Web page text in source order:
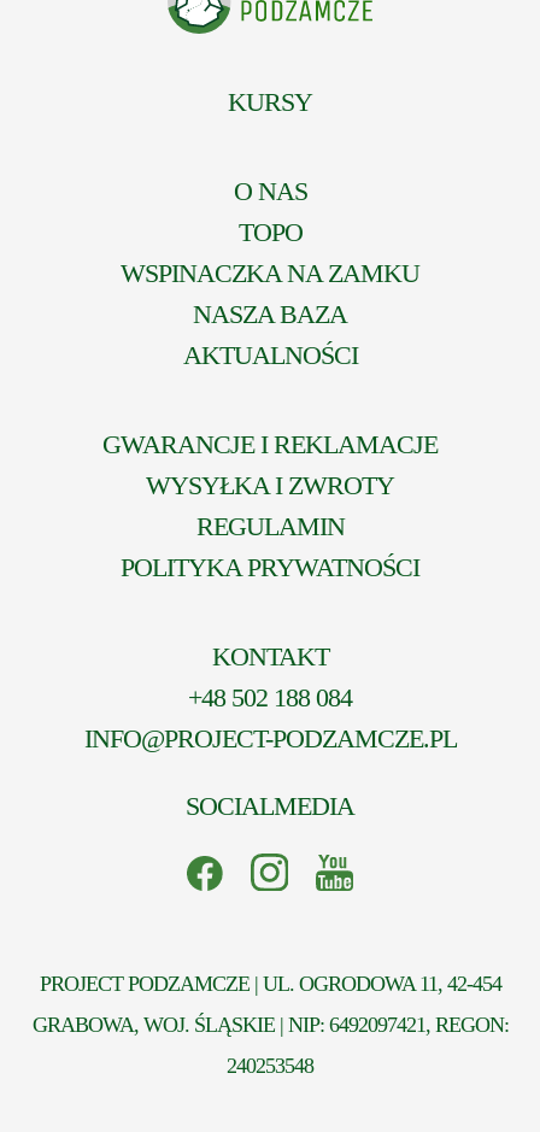
KURSY
O NAS
TOPO
WSPINACZKA NA ZAMKU
NASZA BAZA
AKTUALNOŚCI
GWARANCJE I REKLAMACJE
WYSYŁKA I ZWROTY
REGULAMIN
POLITYKA PRYWATNOŚCI
KONTAKT
+48 502 188 084
INFO@PROJECT-PODZAMCZE.PL
SOCIALMEDIA
PROJECT PODZAMCZE | UL. OGRODOWA 11, 42-454
GRABOWA, WOJ. ŚLĄSKIE | NIP: 6492097421, REGON:
240253548